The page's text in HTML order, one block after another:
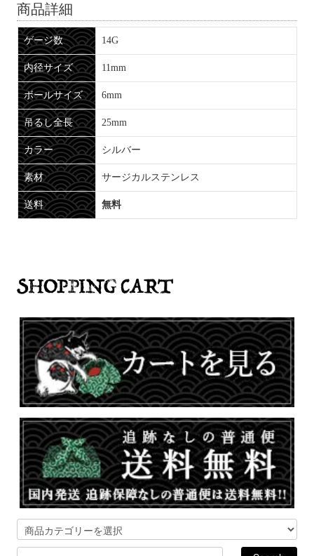
商品詳細
ゲージ数 14G
内径サイズ 11mm
ボールサイズ 6mm
吊るし全長 25mm
カラー シルバー
素材 サージカルステンレス
送料 無料